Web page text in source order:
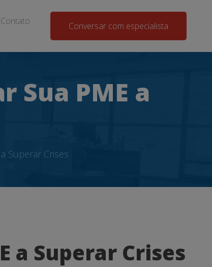
Contato Conversar com especialista
Sua PME a
Superar Crises
a Superar Crises